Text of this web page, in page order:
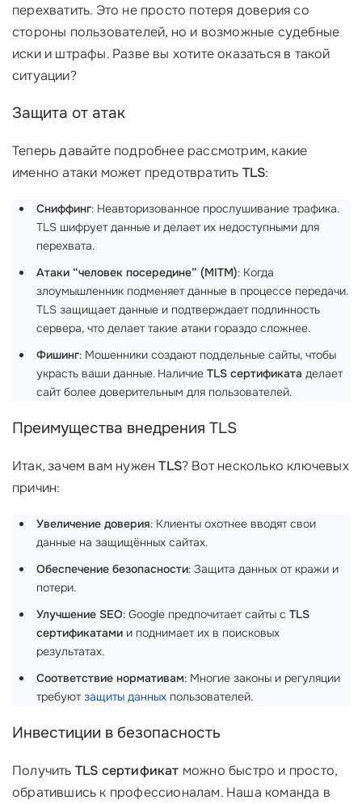
перехватить. Это не просто потеря доверия со
стороны пользователей, но и возможные судебные
иски и штрафы. Разве вы хотите оказаться в такой
ситуации?
Защита от атак
Теперь давайте подробнее рассмотрим, какие
именно атаки может предотвратить TLS:
Сниффинг: Неавторизованное прослушивание трафика.
TLS шифрует данные и делает их недоступными для
перехвата.
Атаки “человек посередине” (MITM): Когда
злоумышленник подменяет данные в процессе передачи.
TLS защищает данные и подтверждает подлинность
сервера, что делает такие атаки гораздо сложнее.
Фишинг: Мошенники создают поддельные сайты, чтобы
украсть ваши данные. Наличие TLS сертификата делает
сайт более доверительным для пользователей.
Преимущества внедрения TLS
Итак, зачем вам нуженTLS? Вот несколько ключевых
причин:
Увеличение доверия: Клиенты охотнее вводят свои
данные на защищённых сайтах.
Обеспечение безопасности: Защита данных от кражи и
потери.
Улучшение SEO: Google предпочитает сайты с TLS
сертификатами и поднимает их в поисковых
результатах.
Соответствие нормативам: Многие законы и регуляции
требуютзащиты данных пользователей.
Инвестиции в безопасность
Получить TLS сертификат можно быстро и просто,
обратившись к профессионалам. Наша команда в